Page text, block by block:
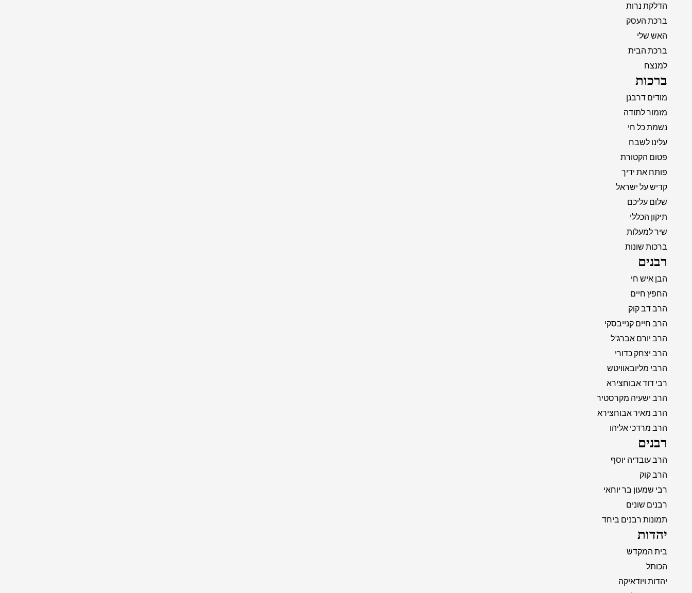
הדלקת נרות
ברכת העסק
האש שלי
ברכת הבית
למנצח
ברכות
מודים דרבנן
מזמור לתודה
נשמת כל חי
עלינו לשבח
פטום הקטורת
פותח את ידיך
קדיש על ישראל
שלום עליכם
תיקון הכללי
שיר למעלות
ברכות שונות
רבנים
הבן איש חי
החפץ חיים
הרב דב קוק
הרב חיים קנייבסקי
הרב יורם אברג'ל
הרב יצחק כדורי
הרבי מליובאוויטש
רבי דוד אבוחצירא
הרב ישעיה מקרסטיר
הרב מאיר אבוחצירא
הרב מרדכי אליהו
רבנים
הרב עובדיה יוסף
הרב קוק
רבי שמעון בר יוחאי
רבנים שונים
תמונות רבנים ביחד
יהדות
בית המקדש
הכותל
יהדות ויודאיקה